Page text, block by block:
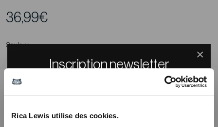
Inscription newsletter
Recevez un code promo de -10% sur tout le
site
×
Rica Lewis utilise des cookies.
36,99€
Couleur: